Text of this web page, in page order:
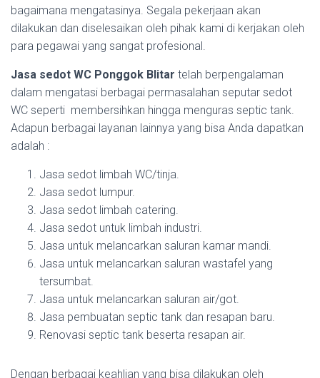
bagaimana mengatasinya. Segala pekerjaan akan
dilakukan dan diselesaikan oleh pihak kami di kerjakan oleh
para pegawai yang sangat profesional.
Jasa sedot WC Ponggok Blitar telah berpengalaman
dalam mengatasi berbagai permasalahan seputar sedot
WC seperti membersihkan hingga menguras septic tank.
Adapun berbagai layanan lainnya yang bisa Anda dapatkan
adalah :
Jasa sedot limbah WC/tinja.
Jasa sedot lumpur.
Jasa sedot limbah catering.
Jasa sedot untuk limbah industri.
Jasa untuk melancarkan saluran kamar mandi.
Jasa untuk melancarkan saluran wastafel yang
tersumbat.
Jasa untuk melancarkan saluran air/got.
Jasa pembuatan septic tank dan resapan baru.
Renovasi septic tank beserta resapan air.
Dengan berbagai keahlian yang bisa dilakukan oleh